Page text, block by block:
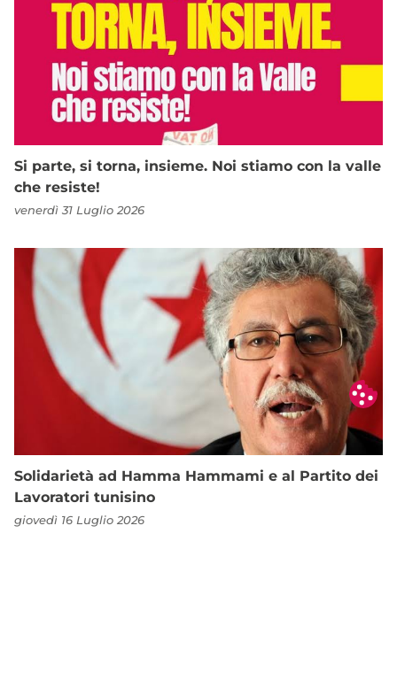
Si parte, si torna, insieme. Noi stiamo con la valle
che resiste!
venerdì 31 Luglio 2026
Solidarietà ad Hamma Hammami e al Partito dei
Lavoratori tunisino
giovedì 16 Luglio 2026